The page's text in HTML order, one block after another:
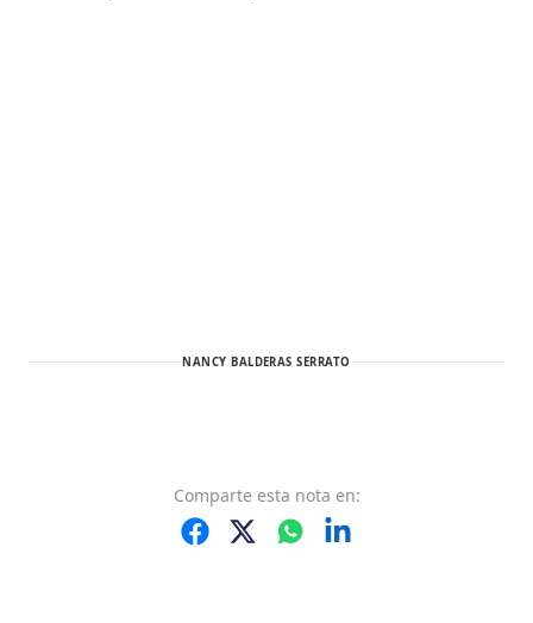
NANCY BALDERAS SERRATO
Comparte esta nota en: